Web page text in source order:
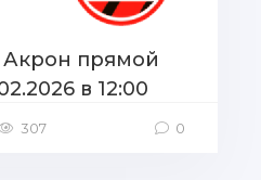
прямой
в 12:00
307 0